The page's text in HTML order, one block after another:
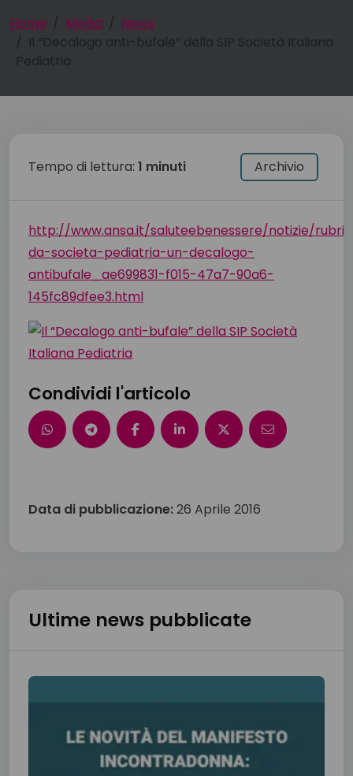
Home Media
News
Tempo di lettura: 1 minuti Archivio
http://www.ansa.it/saluteebenessere/notizie/
da-societa-pediatria-un-decalogo-
antibufale_ae699831-f015-47a7-90a6-
145fc89dfee3.html
Condividi l'articolo
Data di pubblicazione:26 Aprile 2016
Ultime news pubblicate